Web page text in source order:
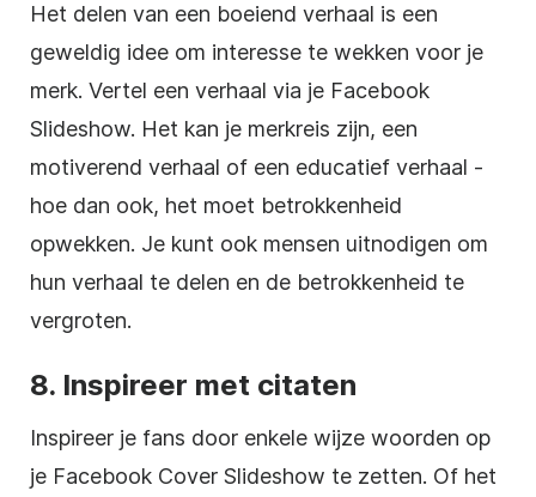
Het delen van een boeiend verhaal is een
geweldig idee om interesse te wekken voor je
merk. Vertel een verhaal via je Facebook
Slideshow. Het kan je merkreis zijn, een
motiverend verhaal of een educatief verhaal -
hoe dan ook, het moet betrokkenheid
opwekken. Je kunt ook mensen uitnodigen om
hun verhaal te delen en de betrokkenheid te
vergroten.
8. Inspireer met citaten
Inspireer je fans door enkele wijze woorden op
je Facebook Cover Slideshow te zetten. Of het